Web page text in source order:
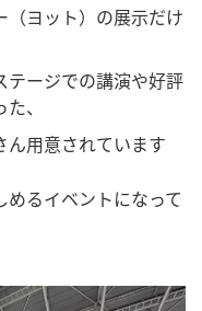
ヨット）の展示だけ
テージでの講演や好評
、
ん用意されています
るイベントになって